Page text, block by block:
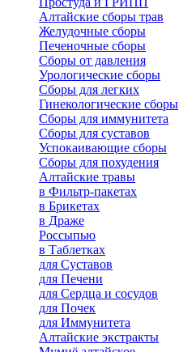
Алтайские сборы трав
Желудочные сборы
Печеночные сборы
Сборы от давления
Урологические сборы
Сборы для легких
Гинекологические сборы
Сборы для иммунитета
Сборы для суставов
Успокаивающие сборы
Сборы для похудения
Алтайские травы
в Фильтр-пакетах
в Брикетах
в Драже
Россыпью
в Таблетках
для Cуставов
для Печени
для Сердца и сосудов
для Почек
для Иммунитета
Алтайские экстракты